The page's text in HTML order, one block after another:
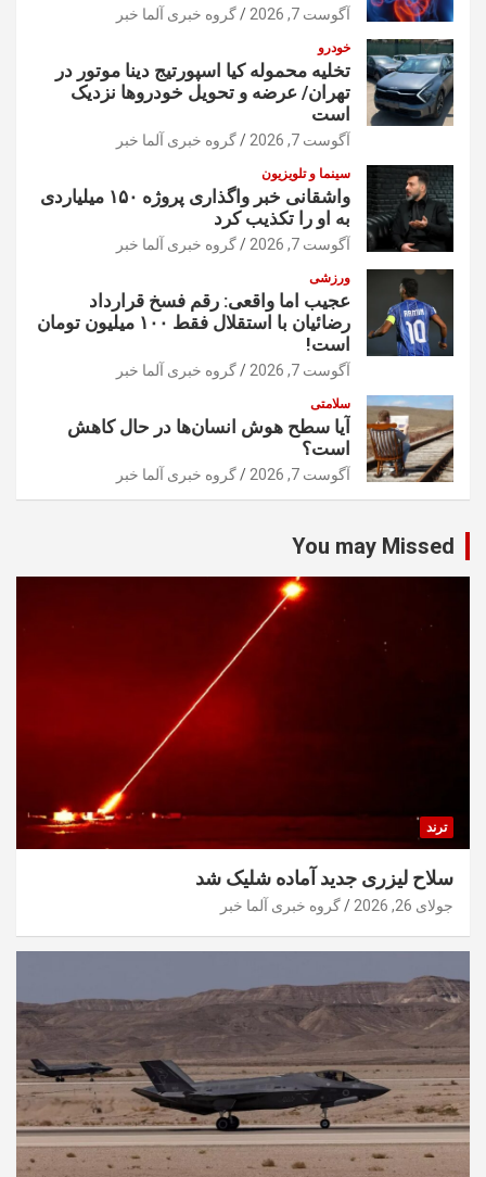
آگوست 7, 2026 گروه خبری آلما خبر
خودرو
تخلیه محموله کیا اسپورتیج دینا موتور در
تهران/ عرضه و تحویل خودروها نزدیک
است
آگوست 7, 2026 گروه خبری آلما خبر
سینما و تلویزیون
واشقانی خبر واگذاری پروژه ۱۵۰ میلیاردی
به او را تکذیب کرد
آگوست 7, 2026 گروه خبری آلما خبر
ورزشی
عجیب اما واقعی: رقم فسخ قرارداد
رضائیان با استقلال فقط ۱۰۰ میلیون تومان
است!
آگوست 7, 2026 گروه خبری آلما خبر
سلامتی
آیا سطح هوش انسان‌ها در حال کاهش
است؟
آگوست 7, 2026 گروه خبری آلما خبر
You may Missed
ترند
سلاح لیزری جدید آماده شلیک شد
جولای 26, 2026 گروه خبری آلما خبر